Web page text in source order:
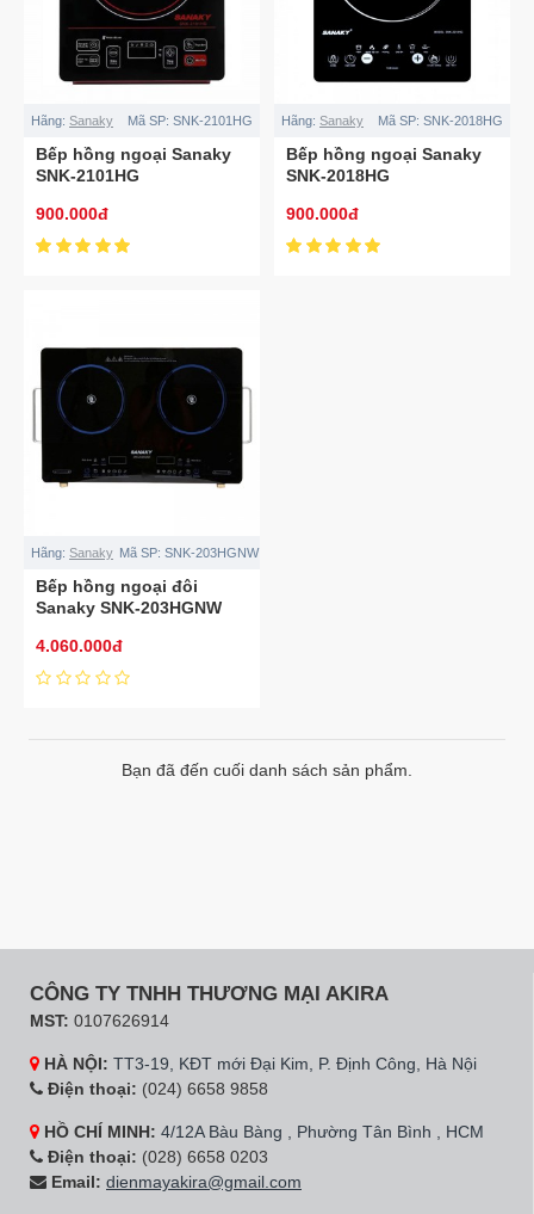
Hãng: Sanaky Mã SP: SNK-2101HG
Bếp hồng ngoại Sanaky
SNK-2101HG
900.000đ
Hãng: Sanaky Mã SP: SNK-2018HG
Bếp hồng ngoại Sanaky
SNK-2018HG
900.000đ
Hãng: Sanaky Mã SP: SNK-203HGNW
Bếp hồng ngoại đôi
Sanaky SNK-203HGNW
4.060.000đ
Bạn đã đến cuối danh sách sản phẩm.
CÔNG TY TNHH THƯƠNG MẠI AKIRA
MST: 0107626914
HÀ NỘI: TT3-19, KĐT mới Đại Kim, P. Định Công, Hà Nội
Điện thoại: (024) 6658 9858
HỒ CHÍ MINH: 4/12A Bàu Bàng , Phường Tân Bình , HCM
Điện thoại: (028) 6658 0203
Email: dienmayakira@gmail.com